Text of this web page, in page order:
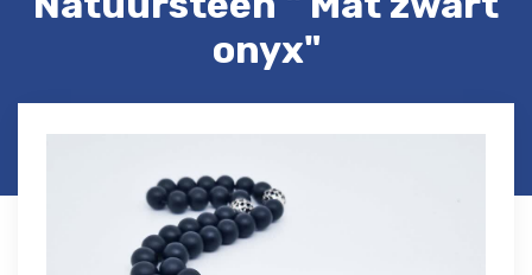
onyx"